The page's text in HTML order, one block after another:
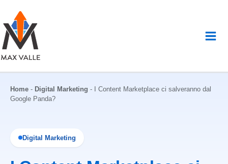
contenuto
Home - Digital Marketing -
I Content Marketplace ci salveranno dal
Google Panda?
Digital Marketing